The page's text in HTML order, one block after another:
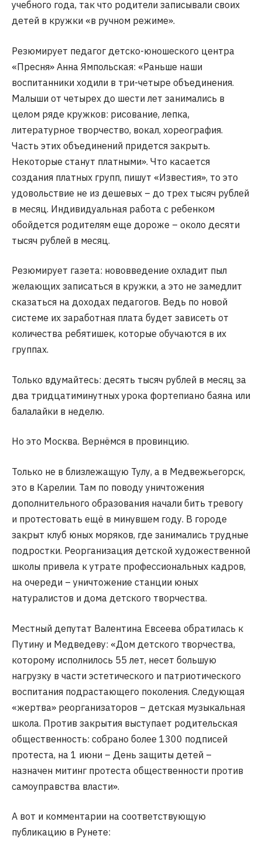
учебного года, так что родители записывали своих
детей в кружки «в ручном режиме».
Резюмирует педагог детско-юношеского центра
«Пресня» Анна Ямпольская: «Раньше наши
воспитанники ходили в три-четыре объединения.
Малыши от четырех до шести лет занимались в
целом ряде кружков: рисование, лепка,
литературное творчество, вокал, хореография.
Часть этих объединений придется закрыть.
Некоторые станут платными». Что касается
создания платных групп, пишут «Известия», то это
удовольствие не из дешевых – до трех тысяч рублей
в месяц. Индивидуальная работа с ребенком
обойдется родителям еще дороже – около десяти
тысяч рублей в месяц.
Резюмирует газета: нововведение охладит пыл
желающих записаться в кружки, а это не замедлит
сказаться на доходах педагогов. Ведь по новой
системе их заработная плата будет зависеть от
количества ребятишек, которые обучаются в их
группах.
Только вдумайтесь: десять тысяч рублей в месяц за
два тридцатиминутных урока фортепиано баяна или
балалайки в неделю.
Но это Москва. Вернёмся в провинцию.
Только не в близлежащую Тулу, а в Медвежьегорск,
это в Карелии. Там по поводу уничтожения
дополнительного образования начали бить тревогу
и протестовать ещё в минувшем году. В городе
закрыт клуб юных моряков, где занимались трудные
подростки. Реорганизация детской художественной
школы привела к утрате профессиональных кадров,
на очереди – уничтожение станции юных
натуралистов и дома детского творчества.
Местный депутат Валентина Евсеева обратилась к
Путину и Медведеву: «Дом детского творчества,
которому исполнилось 55 лет, несет большую
нагрузку в части эстетического и патриотического
воспитания подрастающего поколения. Следующая
«жертва» реорганизаторов – детская музыкальная
школа. Против закрытия выступает родительская
общественность: собрано более 1300 подписей
протеста, на 1 июни – День защиты детей –
назначен митинг протеста общественности против
самоуправства власти».
А вот и комментарии на соответствующую
публикацию в Рунете: